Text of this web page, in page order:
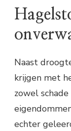
Naast
krijgen met
zowel
echter